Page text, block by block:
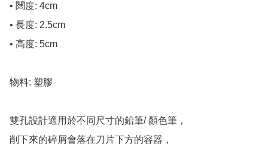
• 闊度: 4cm
• 長度: 2.5cm
• 高度: 5cm
物料: 塑膠
雙孔設計適用於不同尺寸的鉛筆/ 顏色筆，
削下來的碎屑會落在刀片下方的容器，